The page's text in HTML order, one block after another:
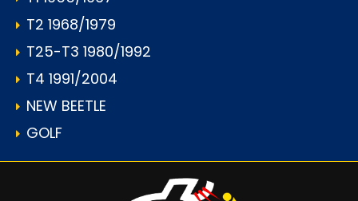
T2 1968/1979
T25-T3 1980/1992
T4 1991/2004
NEW BEETLE
GOLF